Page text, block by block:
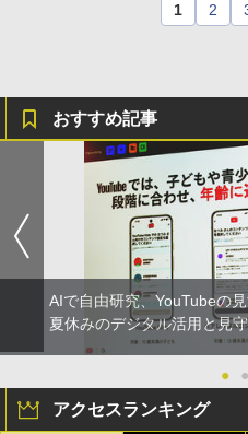
1 2
おすすめ記事
AIで自由研究、YouTubeの
夏休みのデジタル活用と見
● ●
アクセスランキング